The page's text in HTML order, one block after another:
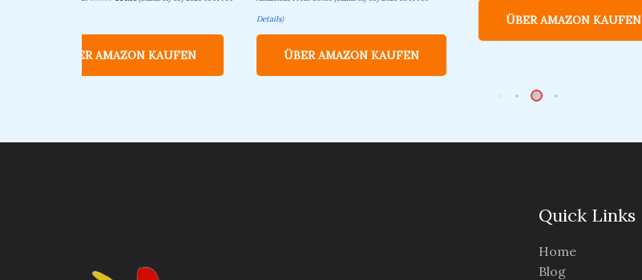
ÜBER AMAZON KAUFEN
Details)
ÜBER AMAZON KAUFEN
ÜBER AMAZON KAUFEN
Quick Links
Home
Blog